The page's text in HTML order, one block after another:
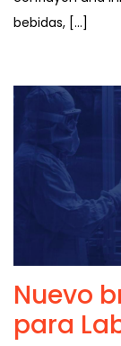
bebidas, […]
Nuevo
para